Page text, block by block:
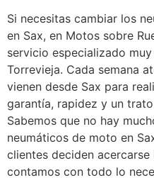
Si necesitas cambiar los
en Sax, en Motos sobre
servicio especializado
Torrevieja. Cada semana
vienen desde Sax para
garantía, rapidez y un
Sabemos que no hay
neumáticos de moto en
clientes deciden
contamos con todo lo